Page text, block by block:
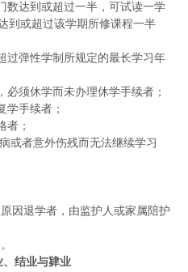
数达到或超过一半，可试读一学
到或超过该学期所修课程一半
过弹性学制所规定的最长学习年
须休学而未办理休学手续者；
学手续者；
者；
或者意外伤残而无法继续学习
因退学者，由监护人或家属陪护
、结业与肄业